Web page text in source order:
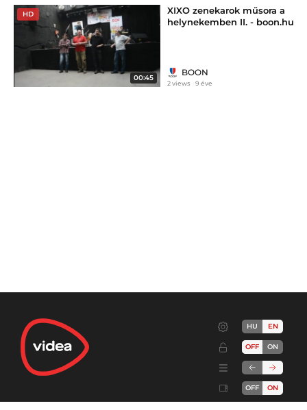
HD
00:45
XIXO zenekarok műsora a
helynekemben II. - boon.hu
BOON
2 views 9 éve
HU EN
OFF ON
OFF ON